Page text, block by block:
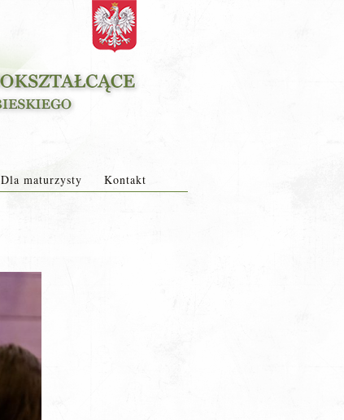
Dla maturzysty Kontakt